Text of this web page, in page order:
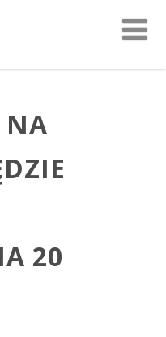
NA
20